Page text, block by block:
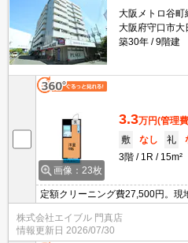
大阪メトロ谷町
大阪府守口市大
築30年
9階建
画像：23枚
3.3万円(管理
敷
なし 礼
3階
1R 15m²
定額クリーニング費27,500円。現
株式会社エイブル 門真店
情報更新日 2026/07/30